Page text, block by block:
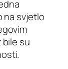
na svjetlo
bile su